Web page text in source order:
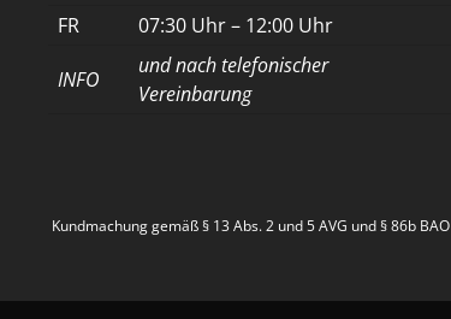
FR
07:30 Uhr – 12:00 Uhr
INFO
und nach telefonischer
Vereinbarung
Kundmachung gemäß § 13 Abs. 2 und 5 AVG und § 86b BAO